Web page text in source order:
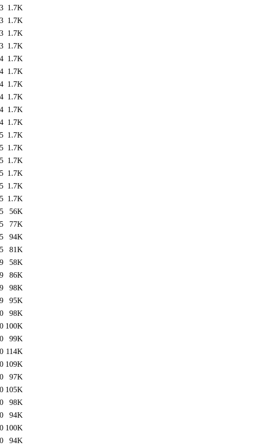
1.7K
1.7K
1.7K
1.7K
1.7K
1.7K
1.7K
1.7K
1.7K
1.7K
1.7K
1.7K
1.7K
1.7K
1.7K
1.7K
56K
77K
94K
81K
58K
86K
98K
95K
98K
100K
99K
114K
109K
97K
105K
98K
94K
100K
94K